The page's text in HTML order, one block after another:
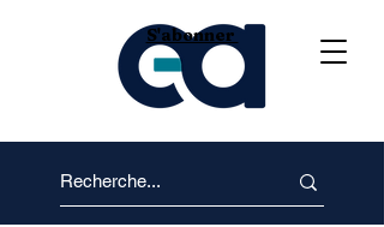
S'abonner